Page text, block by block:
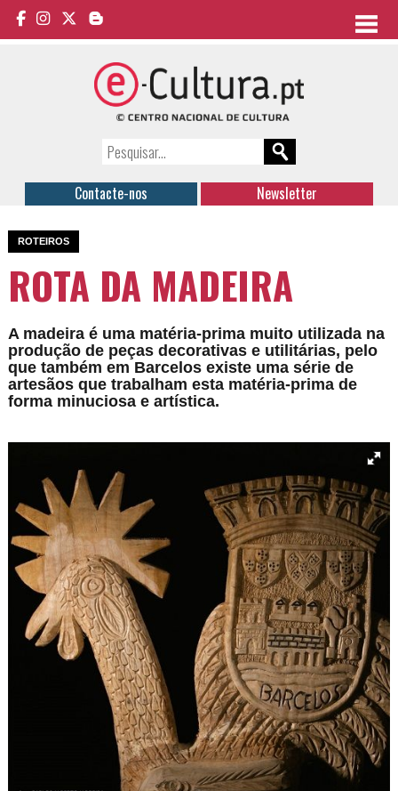
Contacte-nos Newsletter
ROTEIROS
ROTA DA MADEIRA
A madeira é uma matéria-prima muito utilizada na
produção de peças decorativas e utilitárias, pelo
que também em Barcelos existe uma série de
artesãos que trabalham esta matéria-prima de
forma minuciosa e artística.